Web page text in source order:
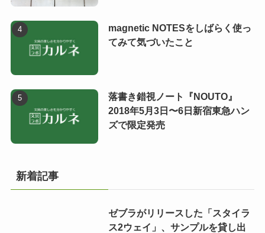
magnetic NOTESをしばらく使っ
てみて気づいたこと
落書き錯視ノート『NOUTO』
2018年5月3日〜6日新宿東急ハン
ズで限定発売
新着記事
ゼブラがリリースした「スタイラ
ス2ウェイ」、サンプルを貸し出